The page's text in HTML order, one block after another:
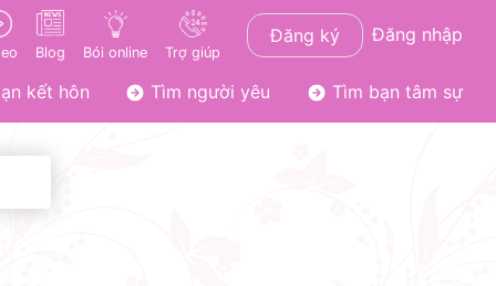
Blog Bói online Trợ giúp
Đăng ký Đăng nhập
kết hôn Tìm người yêu Tìm bạn tâm sự